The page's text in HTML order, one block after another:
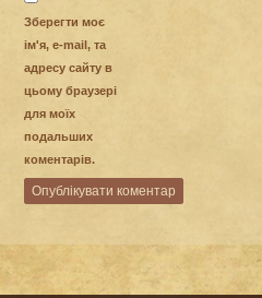
Зберегти моє
ім'я, e-mail, та
адресу сайту в
цьому браузері
для моїх
подальших
коментарів.